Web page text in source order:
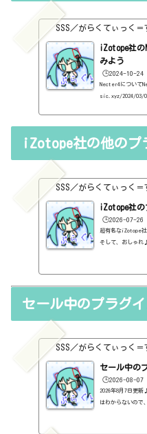
SSS／がらくてぃっく＝
iZotope社の
みよう
🕒️2024-10-24
Necter4について
sic.xyz/2024/03/
やNeutronができ
3/09/nectar4...
iZotope社の他のプ
SSS／がらくてぃっく＝
iZotope社
🕒️2026-07-26
超有名なiZotope社
そして、おしゃ
sss-music.xyz/
ic.xyz/2021/03/04/
セール中のプラグ
SSS／がらくてぃっく＝
セール中の
🕒️2026-08-07
2026年8月7日更
はわからないので